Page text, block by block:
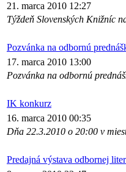
21. marca 2010 12:27
Týždeň Slovenských Knižníc
Pozvánka na odbornú
17. marca 2010 13:00
Pozvánka na odbornú
IK konkurz
16. marca 2010 00:35
Dňa 22.3.2010 o 20:00 v
Predajná výstava odbornej